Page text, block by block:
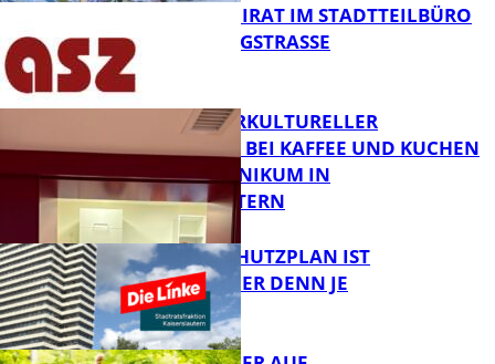
FB News
FB News
SENIORENBEIRAT IM STADTTEILBÜRO
IN DER KÖNIGSTRASSE
FB Gesundheit
NEUER INTERKULTURELLER
TREFFPUNKT BEI KAFFEE UND KUCHEN
IM PFALZKLINIKUM IN
KAISERSLAUTERN
EIN HITZESCHUTZPLAN IST
NOTWENDIGER DENN JE